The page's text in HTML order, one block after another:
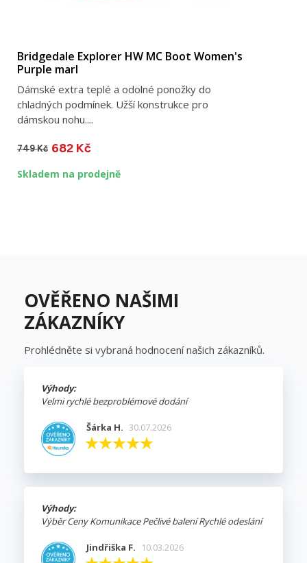
Bridgedale Explorer HW MC Boot Women's
Purple marl
Dámské extra teplé a odolné ponožky do
chladných podmínek. Užší konstrukce pro
dámskou nohu....
749 Kč 682 Kč
Skladem na prodejně
OVĚŘENO NAŠIMI
ZÁKAZNÍKY
Prohlédněte si vybraná hodnocení našich zákazníků.
Výhody:
Velmi rychlé bezproblémové dodání
Šárka H. 30.07.2026
Výhody:
Výběr Ceny Komunikace Pečlivé balení Rychlé odeslání
Jindřiška F. 10.03.2026